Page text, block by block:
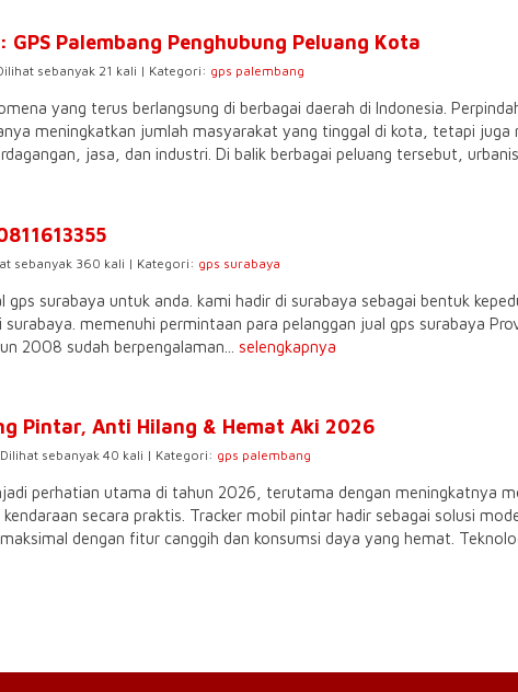
Palembang Penghubung Peluang Kota
sebanyak 21 kali | Kategori: gps palembang
yang terus berlangsung di berbagai daerah di Indonesia.
meningkatkan jumlah masyarakat yang tinggal di kota, tetapi juga
jasa, dan industri. Di balik berbagai peluang tersebut,
sebanyak 360 kali | Kategori: gps surabaya
gps surabaya untuk anda. kami hadir di surabaya sebagai bentuk
memenuhi permintaan para pelanggan jual gps surabaya
2008 sudah berpengalaman... selengkapnya
Pintar, Anti Hilang & Hemat Aki 2026
sebanyak 40 kali | Kategori: gps palembang
perhatian utama di tahun 2026, terutama dengan meningkatnya
secara praktis. Tracker mobil pintar hadir sebagai solusi
dengan fitur canggih dan konsumsi daya yang hemat.